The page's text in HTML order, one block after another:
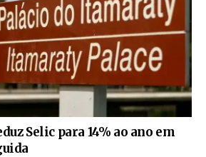
Selic para 14% ao ano em